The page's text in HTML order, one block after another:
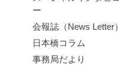
ー
会報誌（News Letter）
日本橋コラム
事務局だより